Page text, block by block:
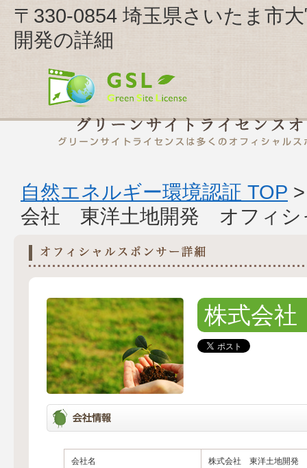
〒330-0854 埼玉県さいたま市
開発の詳細
自然エネルギー環境認証 TOP
会社 東洋土地開発 オフィシ
株式会
会社名 株式会社 東洋土地開発